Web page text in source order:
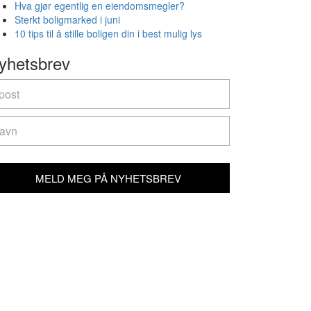
Hva gjør egentlig en eiendomsmegler?
Sterkt boligmarked i juni
10 tips til å stille boligen din i best mulig lys
MELD MEG PÅ NYHETSBREV